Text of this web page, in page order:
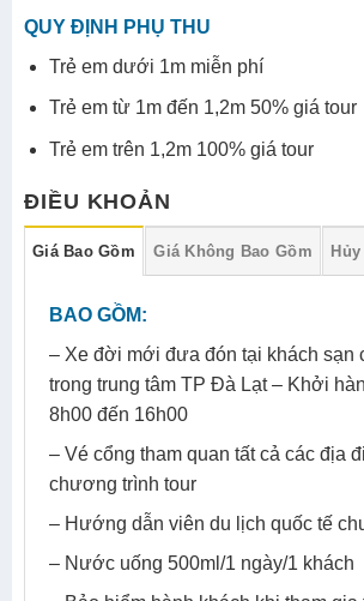
QUY ĐỊNH PHỤ THU
Trẻ em dưới 1m miễn phí
Trẻ em từ 1m đến 1,2m 50% giá tour
Trẻ em trên 1,2m 100% giá tour
ĐIỀU KHOẢN
Giá Bao Gồm Giá Không Bao Gồm
BAO GỒM:
– Xe đời mới đưa đón tại khách sạn
trong trung tâm TP Đà Lạt – Khởi
8h00 đến 16h00
– Vé cổng tham quan tất cả các địa
chương trình tour
– Hướng dẫn viên du lịch quốc tế
– Nước uống 500ml/1 ngày/1 khách